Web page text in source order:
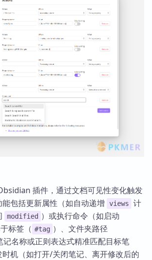
插件，通过文档可见性变化触发
包括更新属性（如自动递增
views
计
modified ）或执行命令（如启动
标签（ #tag ）、文件夹路径
记名称或正则表达式精准匹配目标笔
机（如打开/关闭笔记、离开修改后的